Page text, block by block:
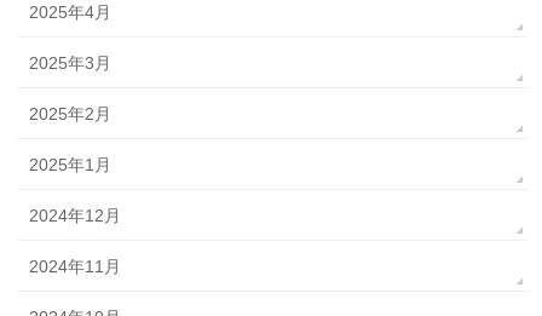
2025年4月
2025年3月
2025年2月
2025年1月
2024年12月
2024年11月